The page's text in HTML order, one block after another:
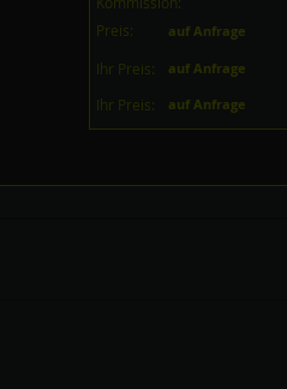
Preis:
auf Anfrage
Ihr Preis: auf Anfrage
Ihr Preis: auf Anfrage